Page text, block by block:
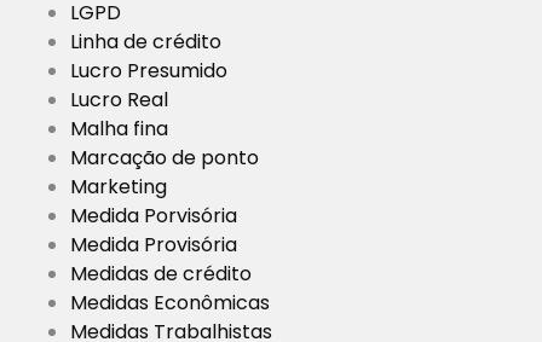
LGPD
Linha de crédito
Lucro Presumido
Lucro Real
Malha fina
Marcação de ponto
Marketing
Medida Porvisória
Medida Provisória
Medidas de crédito
Medidas Econômicas
Medidas Trabalhistas